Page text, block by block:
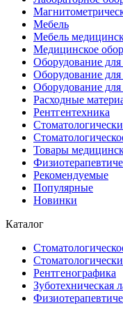
Мебель
Мебель
Медицинское
Оборудование
Оборудование
Оборудование
Расходные
Рентгентехника
Товары
Рекомендуемые
Популярные
Новинки
Каталог
Рентгенографика
Зуботехническая